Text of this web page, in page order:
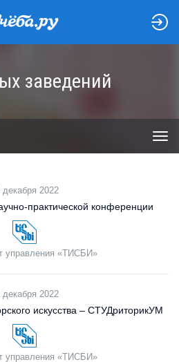
заведений
декабря 2022
практической конференции
управления «ТИСБИ»
декабря 2022
искусства – СТУДриторикУМ
управления «ТИСБИ»